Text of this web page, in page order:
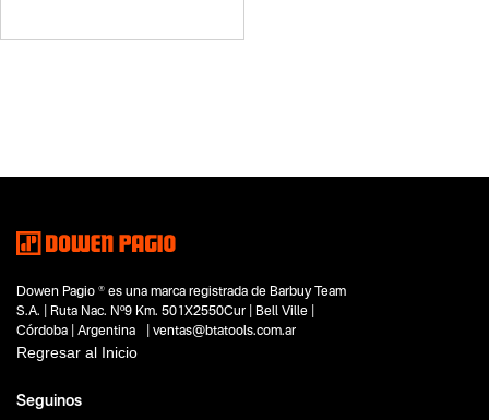
Dowen Pagio ® es una marca registrada de Barbuy Team
S.A. | Ruta Nac. Nº9 Km. 501X2550Cur | Bell Ville |
Córdoba | Argentina | ventas@btatools.com.ar
Regresar al Inicio
Seguinos